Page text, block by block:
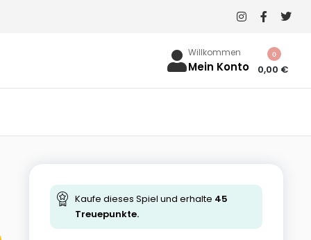
Willkommen
Mein Konto 0,00 €
0
Kaufe dieses Spiel und erhalte 45
Treuepunkte.